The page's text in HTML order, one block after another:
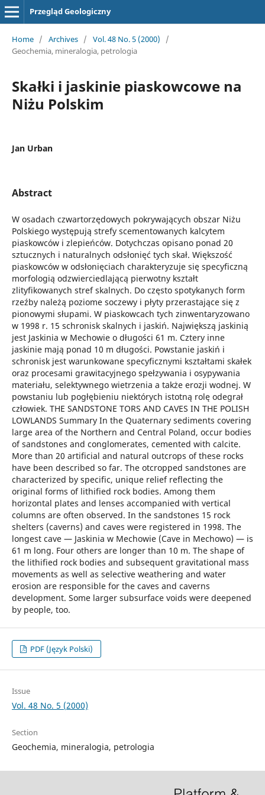
Przegląd Geologiczny
Home / Archives / Vol. 48 No. 5 (2000)
/
Geochemia, mineralogia, petrologia
Skałki i jaskinie piaskowcowe na
Niżu Polskim
Jan Urban
Abstract
W osadach czwartorzędowych pokrywających obszar Niżu
Polskiego występują strefy scementowanych kalcytem
piaskowców i zlepieńców. Dotychczas opisano ponad 20
sztucznych i naturalnych odsłonięć tych skał. Większość
piaskowców w odsłonięciach charakteryzuje się specyficzną
morfologią odzwierciedlającą pierwotny kształt
zlityfikowanych stref skalnych. Do często spotykanych form
rzeźby należą poziome soczewy i płyty przerastające się z
pionowymi słupami. W piaskowcach tych zinwentaryzowano
w 1998 r. 15 schronisk skalnych i jaskiń. Największą jaskinią
jest Jaskinia w Mechowie o długości 61 m. Cztery inne
jaskinie mają ponad 10 m długości. Powstanie jaskiń i
schronisk jest warunkowane specyficznymi kształtami skałek
oraz procesami grawitacyjnego spełzywania i osypywania
materiału, selektywnego wietrzenia a także erozji wodnej. W
powstaniu lub pogłębieniu niektórych istotną rolę odegrał
człowiek. THE SANDSTONE TORS AND CAVES IN THE POLISH
LOWLANDS Summary In the Quaternary sediments covering
large area of the Northern and Central Poland, occur bodies
of sandstones and conglomerates, cemented with calcite.
More than 20 artificial and natural outcrops of these rocks
have been described so far. The otcropped sandstones are
characterized by specific, unique relief reflecting the
original forms of lithified rock bodies. Among them
horizontal plates and lenses accompanied with vertical
columns are often observed. In the sandstones 15 rock
shelters (caverns) and caves were registered in 1998. The
longest cave — Jaskinia w Mechowie (Cave in Mechowo) — is
61 m long. Four others are longer than 10 m. The shape of
the lithified rock bodies and subsequent gravitational mass
movements as well as selective weathering and water
erosion are responsible for the caves and caverns
development. Some larger subsurface voids were deepened
by people, too.
PDF (Język Polski)
Issue
Vol. 48 No. 5 (2000)
Section
Geochemia, mineralogia, petrologia